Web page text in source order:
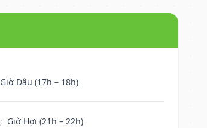
Giờ Dậu (17h – 18h)
; Giờ Hợi (21h – 22h)